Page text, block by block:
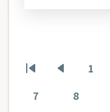
Pagination
First
page
Previous
page
頁
1
頁
7
頁
8